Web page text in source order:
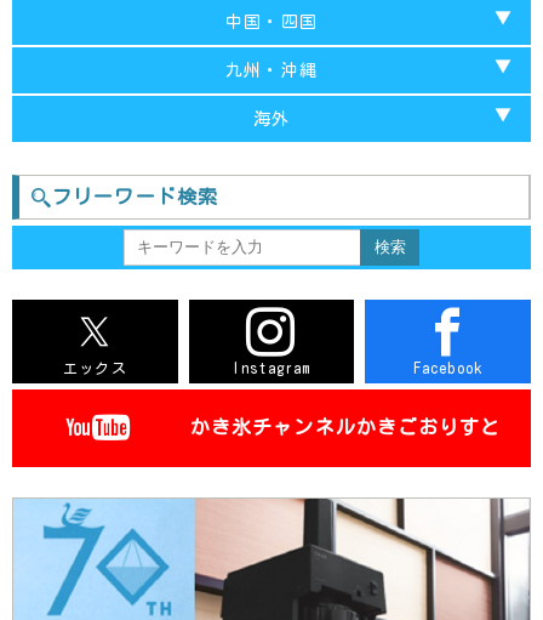
岩手
山形
宮城
岐阜
新潟
石川
長野
三重
埼玉
東京都
茨城
京都府
兵庫
和歌山
滋賀
中国・四国
山口
岡山
鳥取
愛媛
香川
高知
九州・沖縄
福岡
佐賀
熊本
宮城
鹿児島
沖縄
海外
台湾-台南
フリーワード検索
エックス Instagram Facebook
かき氷チャンネルかきごおりすと